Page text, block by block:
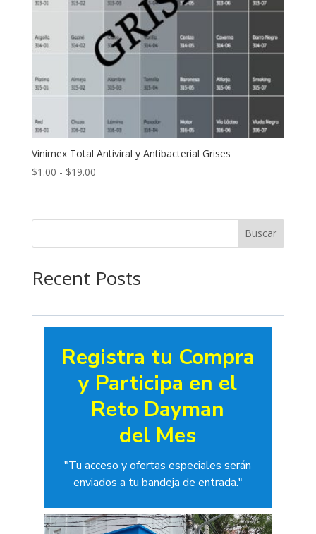
Vinimex Total Antiviral y Antibacterial Grises
$1.00 - $19.00Rango
desde
Buscar
Recent Posts
Registra tu Compra
y Participa en el
Reto Dayman
del Mes
"Tu acceso y ofertas especiales serán
enviados a tu bandeja de entrada."